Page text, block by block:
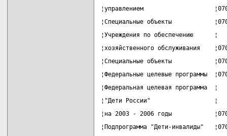
¦управлением
¦Специальные объекты
¦Учреждения по
¦хозяйственного обслуживания
¦Специальные объекты
¦Федеральные целевые программы
¦Федеральная целевая
¦"Дети России"
¦на 2003 - 2006 годы
¦Подпрограмма "Дети-инвалиды"